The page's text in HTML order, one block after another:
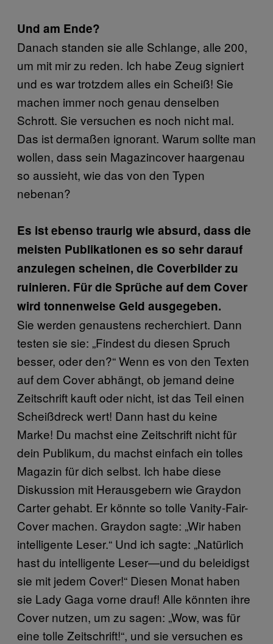
Und am Ende?
Danach standen sie alle Schlange, alle 200,
um mit mir zu reden. Ich habe Zeug signiert
und es war trotzdem alles ein Scheiß! Sie
machen immer noch genau denselben
Schrott. Sie versuchen es noch nicht mal.
Das ist dermaßen ignorant. Warum sollte man
wollen, dass sein Magazincover haargenau
so aussieht, wie das von den Typen
nebenan?
Es ist ebenso traurig wie absurd, dass die
meisten Publikationen es so sehr darauf
anzulegen scheinen, die Coverbilder zu
ruinieren. Für die Sprüche auf dem Cover
wird tonnenweise Geld ausgegeben.
Sie werden genaustens recherchiert. Dann
testen sie sie: „Findest du diesen Spruch
besser, oder den?“ Wenn es von den Texten
auf dem Cover abhängt, ob jemand deine
Zeitschrift kauft oder nicht, ist das Teil einen
Scheißdreck wert! Dann hast du keine
Marke! Du machst eine Zeitschrift nicht für
dein Publikum, du machst einfach ein tolles
Magazin für dich selbst. Ich habe diese
Diskussion mit Herausgebern wie Graydon
Carter gehabt. Er könnte so tolle Vanity-Fair-
Cover machen. Graydon sagte: „Wir haben
intelligente Leser.“ Und ich sagte: „Natürlich
hast du intelligente Leser—und du beleidigst
sie mit jedem Cover!“ Diesen Monat haben
sie Lady Gaga vorne drauf! Alle könnten ihre
Cover nutzen, um zu sagen: „Wow, was für
eine tolle Zeitschrift!“, und sie versuchen es